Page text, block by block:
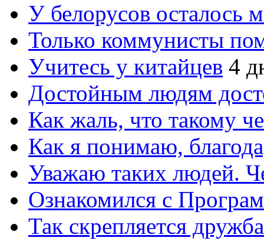
У белорусов осталось
Только коммунисты
Учитесь у китайцев 4
Достойным людям
Как жаль, что такому
Как я понимаю,
Уважаю таких людей.
Ознакомился с
Так скрепляется